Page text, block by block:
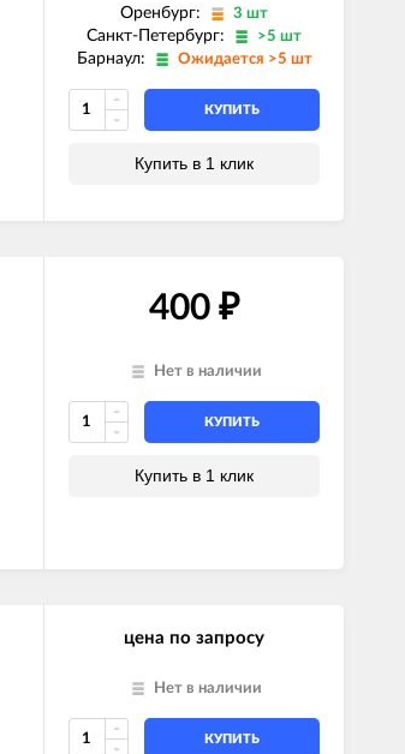
Оренбург: 3 шт
Санкт-Петербург: >5 шт
Барнаул: Ожидается >5 шт
КУПИТЬ
Купить в 1 клик
400 ₽
Нет в наличии
КУПИТЬ
Купить в 1 клик
цена по запросу
Нет в наличии
КУПИТЬ